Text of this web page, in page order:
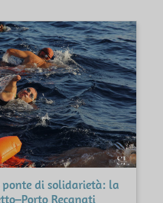
ponte di solidarietà: la
Recanati